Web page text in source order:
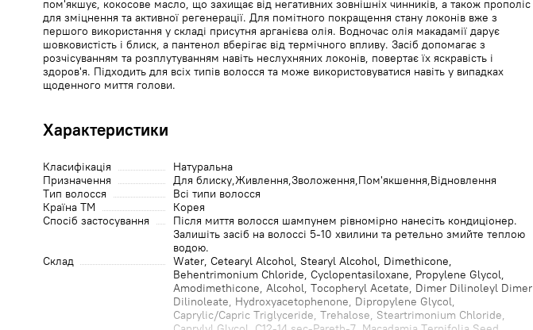
пом'якшує, кокосове масло, що захищає від негативних зовнішніх чинників, а також прополіс
для зміцнення та активної регенерації. Для помітного покращення стану локонів вже з
першого використання у складі присутня арганієва олія. Водночас олія макадамії дарує
шовковистість і блиск, а пантенол вберігає від термічного впливу. Засіб допомагає з
розчісуванням та розплутуванням навіть неслухняних локонів, повертає їх яскравість і
здоров'я. Підходить для всіх типів волосся та може використовуватися навіть у випадках
щоденного миття голови.
Характеристики
Класифікація
Натуральна
Призначення
Для блиску Живлення Зволоження Пом'якшення Відновлення
Тип волосся
Всі типи волосся
Країна ТМ
Корея
Спосіб застосування
Після миття волосся шампунем рівномірно нанесіть кондиціонер.
Залишіть засіб на волоссі 5-10 хвилини та ретельно змийте теплою
водою.
Cклад
Water, Cetearyl Alcohol, Stearyl Alcohol, Dimethicone,
Behentrimonium Chloride, Cyclopentasiloxane, Propylene Glycol,
Amodimethicone, Alcohol, Tocopheryl Acetate, Dimer Dilinoleyl Dimer
Dilinoleate, Hydroxyacetophenone, Dipropylene Glycol,
Caprylic/Capric Triglyceride, Trehalose, Steartrimonium Chloride,